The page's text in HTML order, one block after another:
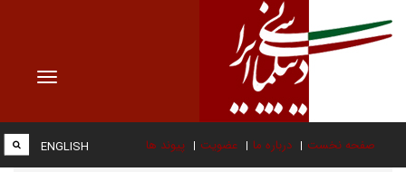
Toggle
صفحه نخست درباره ما عضویت پیوند ها ENGLISH